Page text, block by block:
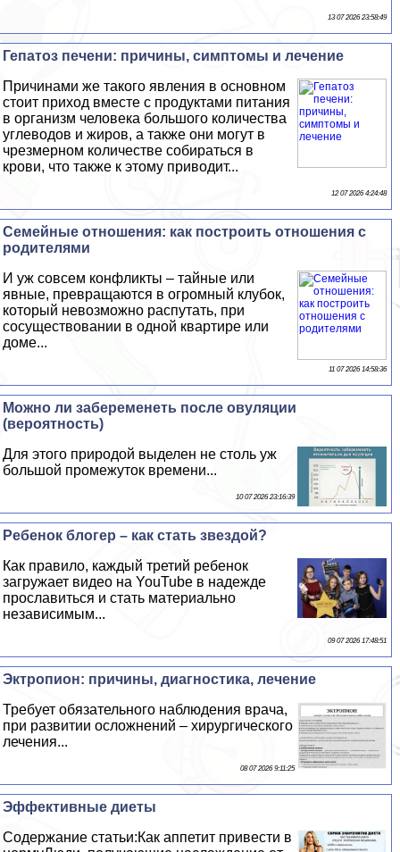
13 07 2026 23:58:49
Гепатоз печени: причины, симптомы и лечение
Причинами же такого явления в основном
стоит приход вместе с продуктами питания
в организм человека большого количества
углеводов и жиров, а также они могут в
чрезмерном количестве собираться в
крови, что также к этому приводит...
12 07 2026 4:24:48
Семейные отношения: как построить отношения с
родителями
И уж совсем конфликты – тайные или
явные, превращаются в огромный клубок,
который невозможно распутать, при
сосуществовании в одной квартире или
доме...
11 07 2026 14:58:36
Можно ли забеременеть после овуляции
(вероятность)
Для этого природой выделен не столь уж
большой промежуток времени...
10 07 2026 23:16:39
Ребенок блогер – как стать звездой?
Как правило, каждый третий ребенок
загружает видео на YouTube в надежде
прославиться и стать материально
независимым...
09 07 2026 17:48:51
Эктропион: причины, диагностика, лечение
Требует обязательного наблюдения врача,
при развитии осложнений – хирургического
лечения...
08 07 2026 9:11:25
Эффективные диеты
Содержание статьи:Как аппетит привести в